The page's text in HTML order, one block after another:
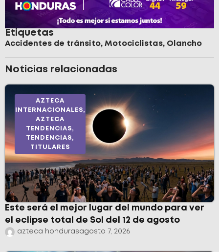
Etiquetas
Accidentes de tránsito, Motociclistas, Olancho
Noticias relacionadas
AZTECA
INTERNACIONALES,
AZTECA
TENDENCIAS,
TENDENCIAS,
TITULARES
Este será el mejor lugar del mundo para ver
el eclipse total de Sol del 12 de agosto
azteca hondurasagosto 7, 2026